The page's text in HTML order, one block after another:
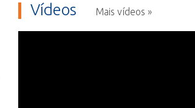
Vídeos Mais vídeos »